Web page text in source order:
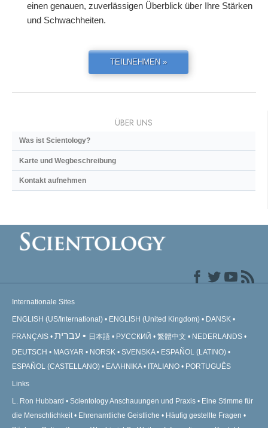
einen genauen, zuverlässigen Überblick über Ihre Stärken
und Schwachheiten.
TEILNEHMEN »
ÜBER UNS
Was ist Scientology?
Karte und Wegbeschreibung
Kontakt aufnehmen
Internationale Sites
ENGLISH (US/International) ENGLISH (United Kingdom) DANSK
FRANÇAIS עברית 日本語 РУССКИЙ 繁體中文
NEDERLANDS
DEUTSCH
MAGYAR NORSK SVENSKA
ESPAÑOL (LATINO)
ESPAÑOL (CASTELLANO)
ΕΛΛΗΝΙΚA ITALIANO PORTUGUÊS
Links
L. Ron Hubbard Scientology Anschauungen und Praxis
Eine Stimme für
die Menschlichkeit
Ehrenamtliche Geistliche
Häufig gestellte Fragen